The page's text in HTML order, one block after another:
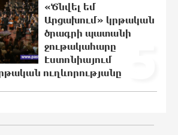
հավատում եմ, որ «Արարարտ-
ունակ է անցնել
վերջին փուլ.
0:57:28 6-08-2026
«Ծնվել եմ
Արցախում» կրթական
ծրագրի պատանի
ջութակահարը
Էստոնիայում
ուղևորությանը